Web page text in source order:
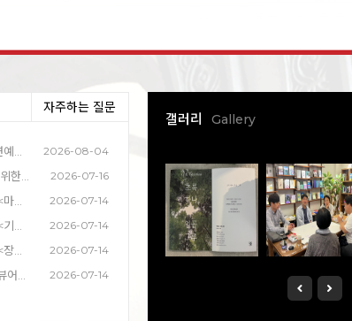
자주하는 질문
2026-08-04
2026-07-16
2026-07-14
2026-07-14
2026-07-14
2026-07-14
갤러리 Gallery